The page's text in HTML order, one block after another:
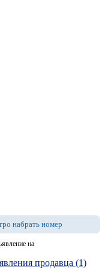
набрать номер
на
продавца (1)